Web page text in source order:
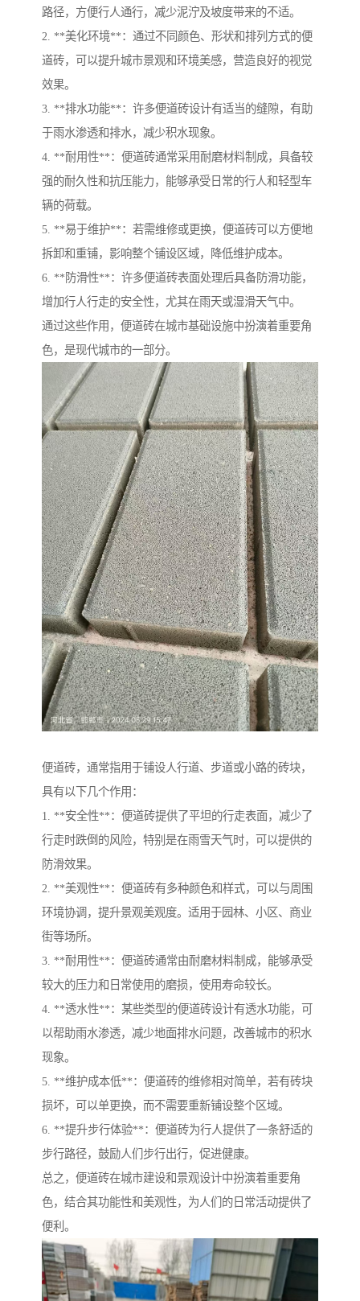
路径，方便行人通行，减少泥泞及坡度带来的不适。
2. **美化环境**：通过不同颜色、形状和排列方式的便
道砖，可以提升城市景观和环境美感，营造良好的视觉
效果。
3. **排水功能**：许多便道砖设计有适当的缝隙，有助
于雨水渗透和排水，减少积水现象。
4. **耐用性**：便道砖通常采用耐磨材料制成，具备较
强的耐久性和抗压能力，能够承受日常的行人和轻型车
辆的荷载。
5. **易于维护**：若需维修或更换，便道砖可以方便地
拆卸和重铺，影响整个铺设区域，降低维护成本。
6. **防滑性**：许多便道砖表面处理后具备防滑功能，
增加行人行走的安全性，尤其在雨天或湿滑天气中。
通过这些作用，便道砖在城市基础设施中扮演着重要角
色，是现代城市的一部分。
便道砖，通常指用于铺设人行道、步道或小路的砖块，
具有以下几个作用：
1. **安全性**：便道砖提供了平坦的行走表面，减少了
行走时跌倒的风险，特别是在雨雪天气时，可以提供的
防滑效果。
2. **美观性**：便道砖有多种颜色和样式，可以与周围
环境协调，提升景观美观度。适用于园林、小区、商业
街等场所。
3. **耐用性**：便道砖通常由耐磨材料制成，能够承受
较大的压力和日常使用的磨损，使用寿命较长。
4. **透水性**：某些类型的便道砖设计有透水功能，可
以帮助雨水渗透，减少地面排水问题，改善城市的积水
现象。
5. **维护成本低**：便道砖的维修相对简单，若有砖块
损坏，可以单更换，而不需要重新铺设整个区域。
6. **提升步行体验**：便道砖为行人提供了一条舒适的
步行路径，鼓励人们步行出行，促进健康。
总之，便道砖在城市建设和景观设计中扮演着重要角
色，结合其功能性和美观性，为人们的日常活动提供了
便利。